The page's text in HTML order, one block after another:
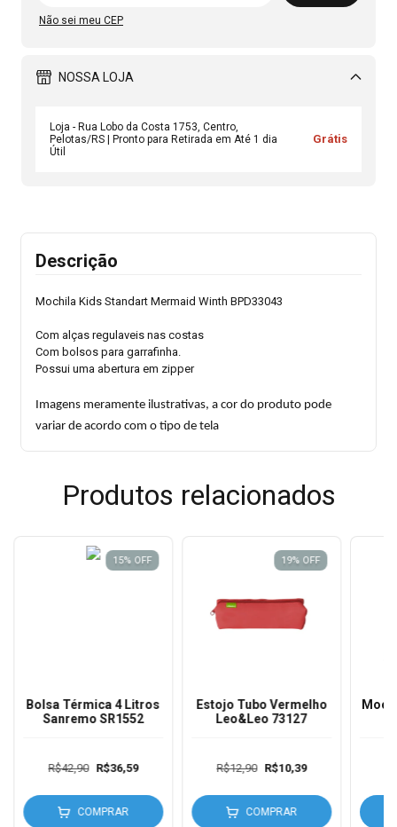
Não sei meu CEP
NOSSA LOJA
Loja - Rua Lobo da Costa 1753, Centro,
Pelotas/RS | Pronto para Retirada em Até 1 dia
Útil
Grátis
Descrição
Mochila Kids Standart Mermaid Winth BPD33043
Com alças regulaveis nas costas
Com bolsos para garrafinha.
Possui uma abertura em zipper
Imagens meramente ilustrativas, a cor do produto pode
variar de acordo com o tipo de tela
Produtos relacionados
15% OFF
Bolsa Térmica 4 Litros
Sanremo SR1552
R$42,90 R$36,59
COMPRAR
19% OFF
Estojo Tubo Vermelho
Leo&Leo 73127
R$12,90 R$10,39
COMPRAR